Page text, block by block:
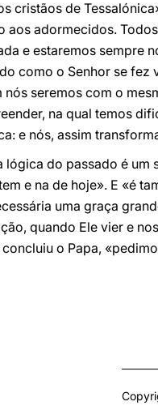
cristãos de
aos adormecidos.
e estaremos sempre
como o Senhor se
seremos com o
na qual temos
e nós, assim
lógica do passado é
e na de hoje». E «é
uma graça
quando Ele vier e
o Papa,